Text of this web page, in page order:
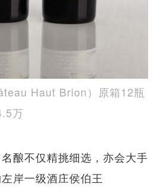
Haut Brion）原箱12瓶
万
酿不仅精挑细选，亦会大手
岸一级酒庄侯伯王